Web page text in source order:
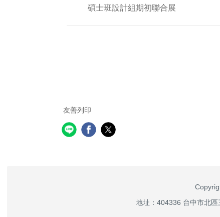
碩士班設計組期初聯合展
友善列印
地址：404336 台中市北